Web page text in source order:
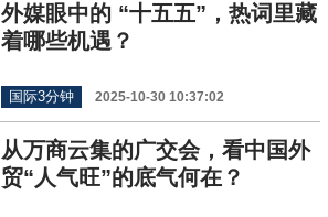
外媒眼中的 “十五五”，热词里藏
着哪些机遇？
国际3分钟 2025-10-30 10:37:02
从万商云集的广交会，看中国外
贸“人气旺”的底气何在？